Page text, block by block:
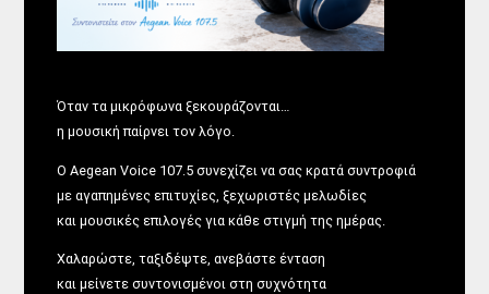
Όταν τα μικρόφωνα ξεκουράζονται…
η μουσική παίρνει τον λόγο.
Ο Aegean Voice 107.5 συνεχίζει να σας κρατά συντροφιά
με αγαπημένες επιτυχίες, ξεχωριστές μελωδίες
και μουσικές επιλογές για κάθε στιγμή της ημέρας.
Χαλαρώστε, ταξιδέψτε, ανεβάστε ένταση
και μείνετε συντονισμένοι στη συχνότητα